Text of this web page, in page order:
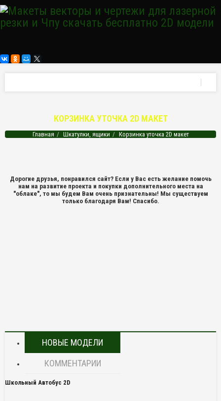
КОРЗИНКА УТОЧКА 2D МАКЕТ
Главная Шкатулки, ящики Корзинка уточка 2D макет
Дорогие друзья, понравился сайт? Если у Вас есть желание помочь
нам на развитие проекта и покупки дополнительного места на
"облаке", то мы будем Вам очень признательны! Мы существуем
только благодаря Вам! Спасибо.
НОВЫЕ МОДЕЛИ
КОММЕНТАРИИ
Школьный Автобус 2D